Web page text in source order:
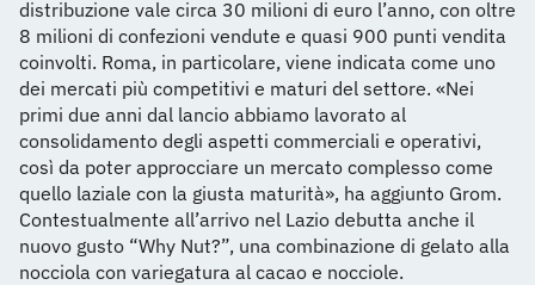
distribuzione vale circa 30 milioni di euro l’anno, con oltre
8 milioni di confezioni vendute e quasi 900 punti vendita
coinvolti. Roma, in particolare, viene indicata come uno
dei mercati più competitivi e maturi del settore. «Nei
primi due anni dal lancio abbiamo lavorato al
consolidamento degli aspetti commerciali e operativi,
così da poter approcciare un mercato complesso come
quello laziale con la giusta maturità», ha aggiunto Grom.
Contestualmente all’arrivo nel Lazio debutta anche il
nuovo gusto “Why Nut?”, una combinazione di gelato alla
nocciola con variegatura al cacao e nocciole.